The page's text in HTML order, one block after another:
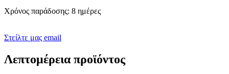
Χρόνος παράδοσης: 8 ημέρες
Στείλτε μας email
Λεπτομέρεια προϊόντος